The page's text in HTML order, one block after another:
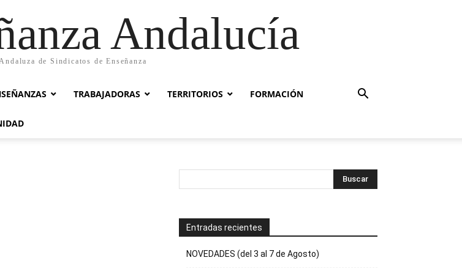
Andalucía
de Sindicatos de Enseñanza
TRABAJADORAS TERRITORIOS FORMACIÓN
Entradas recientes
NOVEDADES (del 3 al 7 de Agosto)